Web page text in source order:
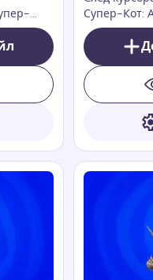
для
Супер-Кот:
для вашего
которое
любимого
ваш экран